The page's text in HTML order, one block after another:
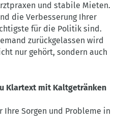
und stabile Mieten.
die Verbesserung Ihrer
für die Politik sind.
zurückgelassen wird
nur gehört, sondern auch
Klartext mit Kaltgetränken
Sorgen und Probleme in